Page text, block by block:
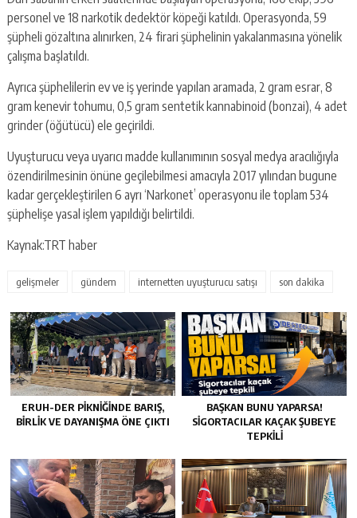
personel ve 18 narkotik dedektör köpeği katıldı. Operasyonda, 59
şüpheli gözaltına alınırken, 24 firari şüphelinin yakalanmasına yönelik
çalışma başlatıldı.
Ayrıca şüphelilerin ev ve iş yerinde yapılan aramada, 2 gram esrar, 8
gram kenevir tohumu, 0,5 gram sentetik kannabinoid (bonzai), 4 adet
grinder (öğütücü) ele geçirildi.
Uyuşturucu veya uyarıcı madde kullanımının sosyal medya aracılığıyla
özendirilmesinin önüne geçilebilmesi amacıyla 2017 yılından bugune
kadar gerçekleştirilen 6 ayrı ‘Narkonet’ operasyonu ile toplam 534
şüphelişe yasal işlem yapıldığı belirtildi.
Kaynak:TRT haber
gelişmeler gündem internetten uyuşturucu satışı son dakika
ERUH-DER PIKNIĞINDE BARIŞ,
BIRLIK VE DAYANIŞMA ÖNE ÇIKTI
BAŞKAN BUNU YAPARSA!
SIGORTACILAR KAÇAK ŞUBEYE
TEPKILI